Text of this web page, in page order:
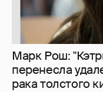
Марк Рош:
перенесла
рака толстого